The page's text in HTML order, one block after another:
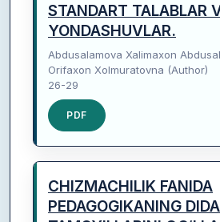
STANDART TALABLAR
YONDASHUVLAR.
Abdusalamova Xalimaxon
Orifaxon Xolmuratovna (Author)
26-29
PDF
CHIZMACHILIK FANIDA
PEDAGOGIKANING